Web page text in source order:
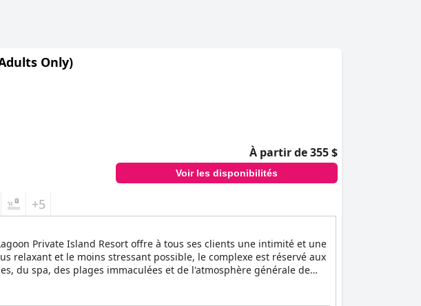
Only)
À partir de 355 $
Voir les disponibilités
+5
Private Island Resort offre à tous ses clients une intimité et une
relaxant et le moins stressant possible, le complexe est réservé aux
du spa, des plages immaculées et de l'atmosphère générale de